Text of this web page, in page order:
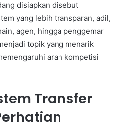
disiapkan disebut
yang lebih transparan, adil,
agen, hingga penggemar
topik yang menarik
arah kompetisi
Transfer